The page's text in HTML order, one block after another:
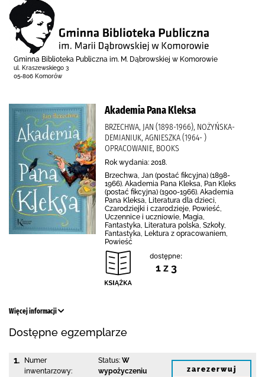
Gminna Biblioteka Publiczna im. M. Dąbrowskiej w Komorowie
ul. Kraszewskiego 3
05-806 Komorów
Akademia Pana Kleksa
BRZECHWA, JAN (1898-1966), NOŻYŃSKA-
DEMIANIUK, AGNIESZKA (1964- )
OPRACOWANIE, BOOKS
Rok wydania: 2018.
Brzechwa, Jan (postać fikcyjna) (1898-
1966). Akademia Pana Kleksa, Pan Kleks
(postać fikcyjna) (1900-1966). Akademia
Pana Kleksa, Literatura dla dzieci,
Czarodziejki i czarodzieje, Powieść,
Uczennice i uczniowie, Magia,
Fantastyka, Literatura polska, Szkoły,
Fantastyka, Lektura z opracowaniem,
Powieść
dostępne:
1 z 3
Więcej informacji
Dostępne egzemplarze
1.
Numer
inwentarzowy:
Status: W
wypożyczeniu
zarezerwuj